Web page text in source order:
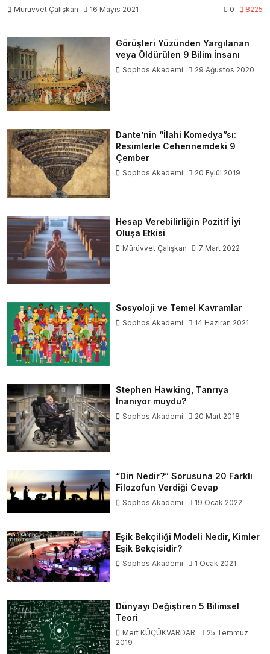
Mürüvvet Çalışkan 16 Mayıs 2021 0 8225
Görüşleri Yüzünden Yargılanan
veya Öldürülen 9 Bilim İnsanı
Sophos Akademi 29 Ağustos 2020
Dante’nin “İlahi Komedya”sı:
Resimlerle Cehennemdeki 9
Çember
Sophos Akademi 20 Eylül 2019
Hesap Verebilirliğin Pozitif İyi
Oluşa Etkisi
Mürüvvet Çalışkan 7 Mart 2022
Sosyoloji ve Temel Kavramlar
Sophos Akademi 14 Haziran 2021
Stephen Hawking, Tanrıya
İnanıyor muydu?
Sophos Akademi 20 Mart 2018
“Din Nedir?” Sorusuna 20 Farklı
Filozofun Verdiği Cevap
Sophos Akademi 19 Ocak 2022
Eşik Bekçiliği Modeli Nedir, Kimler
Eşik Bekçisidir?
Sophos Akademi 1 Ocak 2021
Dünyayı Değiştiren 5 Bilimsel
Teori
Mert KÜÇÜKVARDAR
25 Temmuz
2019